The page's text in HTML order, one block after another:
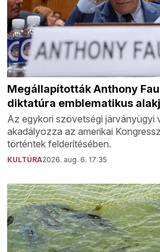
Megállapították Anthony
diktatúra emblematikus
Az egykori szövetségi járványügyi
akadályozza az amerikai
történtek felderítésében.
KULTÚRA2026. aug. 6. 17:35